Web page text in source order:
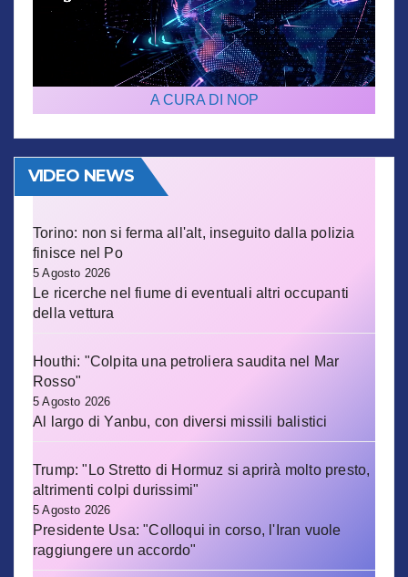
A CURA DI NOP
VIDEO NEWS
Torino: non si ferma all'alt, inseguito dalla polizia
finisce nel Po
5 Agosto 2026
Le ricerche nel fiume di eventuali altri occupanti
della vettura
Houthi: "Colpita una petroliera saudita nel Mar
Rosso"
5 Agosto 2026
Al largo di Yanbu, con diversi missili balistici
Trump: "Lo Stretto di Hormuz si aprirà molto presto,
altrimenti colpi durissimi"
5 Agosto 2026
Presidente Usa: "Colloqui in corso, l'Iran vuole
raggiungere un accordo"